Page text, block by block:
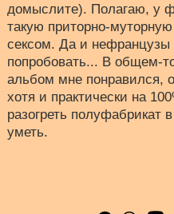
домыслите). Полагаю, у
такую приторно-
сексом. Да и нефранцузы
попробовать... В общем-
альбом мне понравился,
хотя и практически на
разогреть полуфабрикат
уметь.